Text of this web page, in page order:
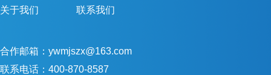
关于我们 联系我们
合作邮箱：ywmjszx@163.com
联系电话：400-870-8587